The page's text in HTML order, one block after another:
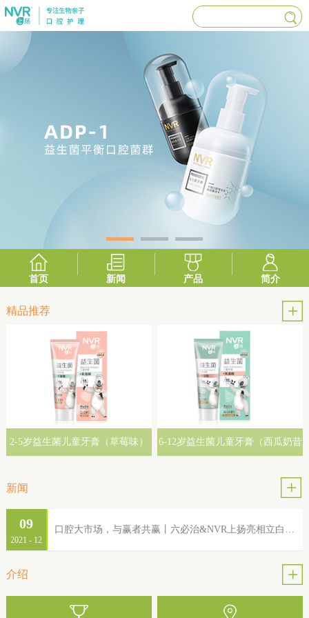
首页 新闻 产品 简介
精品推荐
2-5岁益生菌儿童牙膏（草莓味） 6-12岁益生菌儿童牙膏（西瓜奶昔
新闻
2021 - 12
09
介绍